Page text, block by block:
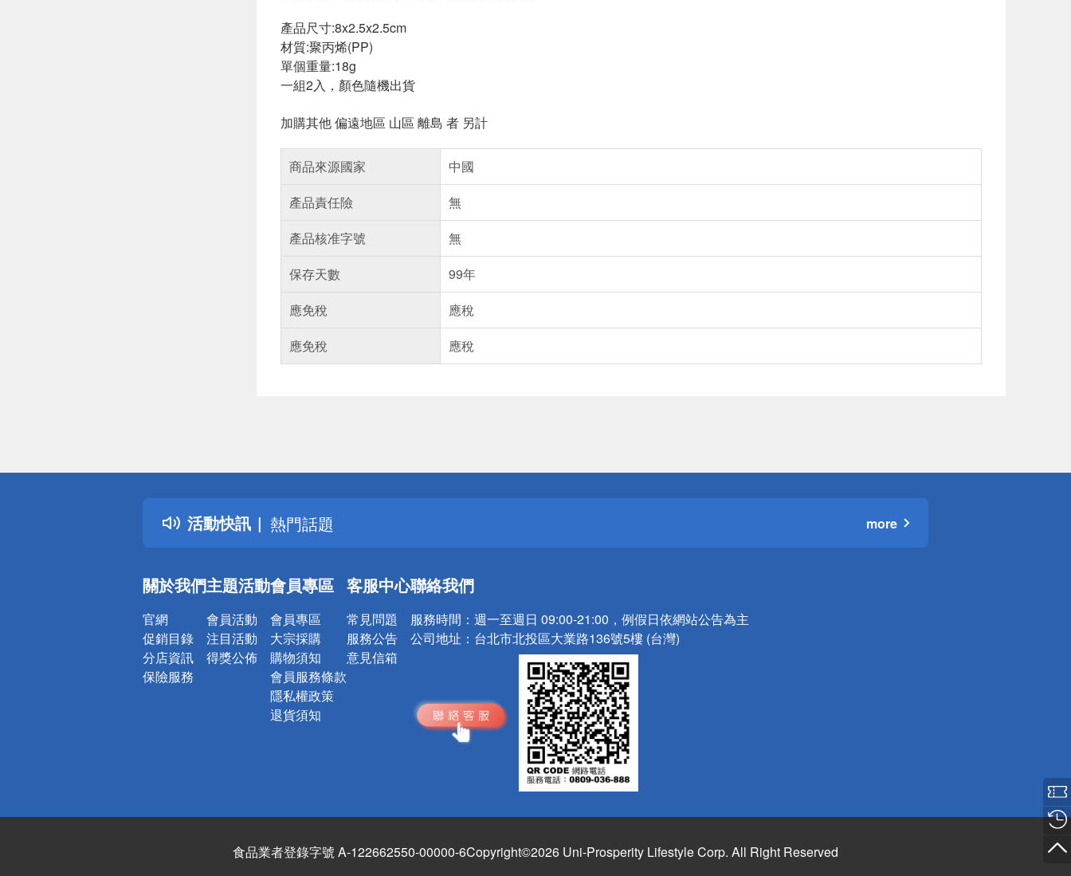
產品尺寸:8x2.5x2.5cm
材質:聚丙烯(PP)
單個重量:18g
一組2入，顏色隨機出貨
加購其他 偏遠地區 山區 離島 者 另計
商品來源國家
中國
產品責任險
無
產品核准字號
無
保存天數
99年
應免稅
應稅
應免稅
應稅
活動快訊
詐騙網頁！請小心！
得獎公告
熱門話題
銀行優惠
詐騙網頁！請小心！
more
關於我們
官網
促銷目錄
分店資訊
保險服務
主題活動
會員活動
注目活動
得獎公佈
會員專區
會員專區
大宗採購
購物須知
會員服務條款
隱私權政策
退貨須知
客服中心
常見問題
服務公告
意見信箱
聯絡我們
服務時間： 週一至週日 09:00-21:00，例假日依網站公告為主
公司地址： 台北市北投區大業路136號5樓 (台灣)
食品業者登錄字號 A-122662550-00000-6Copyright©2026 Uni-Prosperity Lifestyle Corp. All Right Reserved